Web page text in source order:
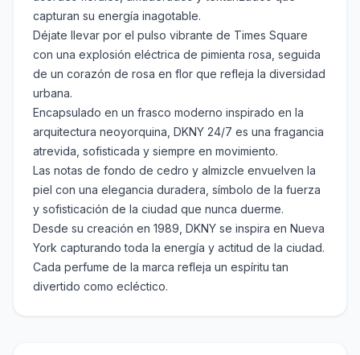
capturan su energía inagotable.
Déjate llevar por el pulso vibrante de Times Square
con una explosión eléctrica de pimienta rosa, seguida
de un corazón de rosa en flor que refleja la diversidad
urbana.
Encapsulado en un frasco moderno inspirado en la
arquitectura neoyorquina, DKNY 24/7 es una fragancia
atrevida, sofisticada y siempre en movimiento.
Las notas de fondo de cedro y almizcle envuelven la
piel con una elegancia duradera, símbolo de la fuerza
y sofisticación de la ciudad que nunca duerme.
Desde su creación en 1989, DKNY se inspira en Nueva
York capturando toda la energía y actitud de la ciudad.
Cada perfume de la marca refleja un espíritu tan
divertido como ecléctico.